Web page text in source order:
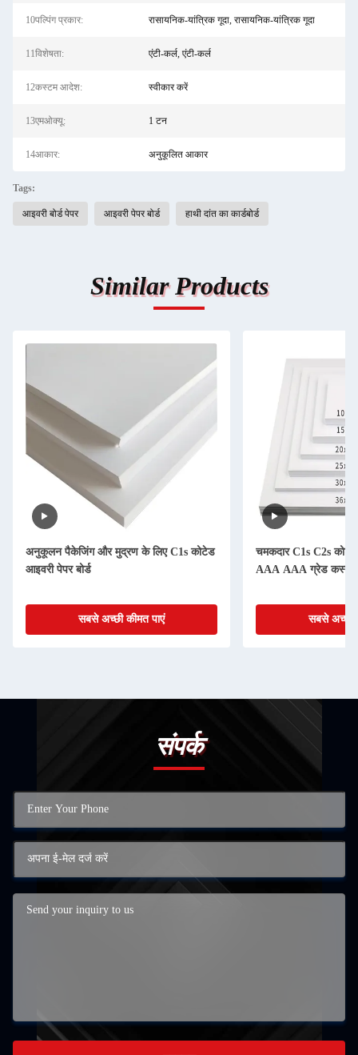
10पल्पिंग प्रकार: रासायनिक-यांत्रिक गूदा, रासायनिक-यांत्रिक गूदा
11विशेषता: एंटी-कर्ल, एंटी-कर्ल
12कस्टम आदेश: स्वीकार करें
13एमओक्यू: 1 टन
14आकार: अनुकूलित आकार
Tags:
आइवरी बोर्ड पेपर आइवरी पेपर बोर्ड हाथी दांत का कार्डबोर्ड
Similar Products
अनुकूलन पैकेजिंग और मुद्रण के लिए C1s कोटेड
आइवरी पेपर बोर्ड
सबसे अच्छी कीमत पाएं
चमकदार C1s C2s कोटेड
AAA AAA ग्रेड कस्टम
सबसे अच्छी
संपर्क